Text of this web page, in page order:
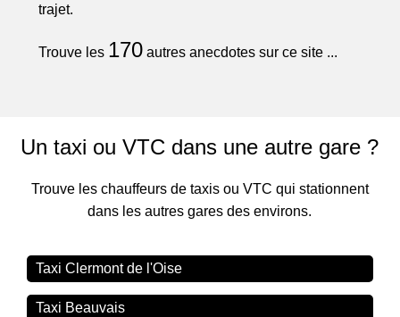
trajet.
Trouve les 170autres anecdotes sur ce site ...
Un taxi ou VTC dans une autre gare ?
Trouve les chauffeurs de taxis ou VTC qui stationnent
dans les autres gares des environs.
Taxi Clermont de l'Oise
Taxi Beauvais